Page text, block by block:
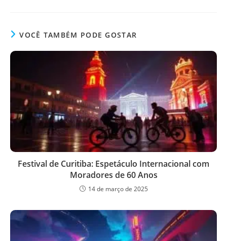
VOCÊ TAMBÉM PODE GOSTAR
Festival de Curitiba: Espetáculo Internacional com
Moradores de 60 Anos
14 de março de 2025